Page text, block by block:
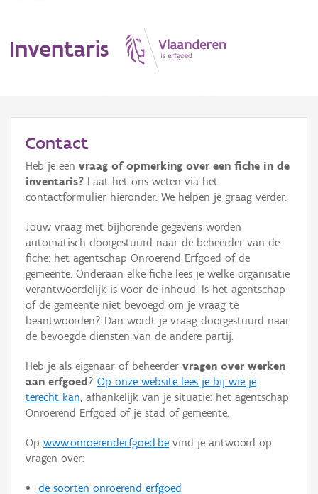
Inventaris
Erfgoedobject
Aanduidingsobject
Waarneming
Thema
Gebeurtenis
Persoon of collectief
Hergebruik
Aanmelden
Contact
Heb je een vraag of opmerking over een fiche in de
inventaris? Laat het ons weten via het
contactformulier hieronder. We helpen je graag verder.
Jouw vraag met bijhorende gegevens worden
automatisch doorgestuurd naar de beheerder van de
fiche: het agentschap Onroerend Erfgoed of de
gemeente. Onderaan elke fiche lees je welke organisatie
verantwoordelijk is voor de inhoud. Is het agentschap
of de gemeente niet bevoegd om je vraag te
beantwoorden? Dan wordt je vraag doorgestuurd naar
de bevoegde diensten van de andere partij.
Heb je als eigenaar of beheerder vragen over werken
aan erfgoed ? Op onze website lees je bij wie je
terecht kan, afhankelijk van je situatie: het agentschap
Onroerend Erfgoed of je stad of gemeente.
Op www.onroerenderfgoed.be vind je antwoord op
vragen over:
de soorten onroerend erfgoed